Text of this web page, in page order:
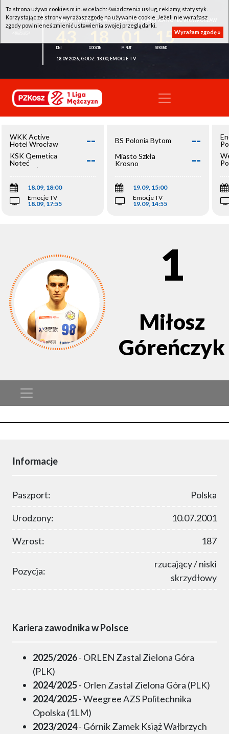
WKK ACTIVE HOTEL WROCŁAW - KSK QEMETICA NOTEĆ INOWROCŁAW
15
18.09.2026, GODZ. 18:00, EMOCJE TV
WKK Active
Hotel Wrocław
--
KSK Qemetica
Noteć
Inowrocław
--
18.09, 18:00
Emocje TV
18.09, 17:55
BS Polonia Bytom --
Miasto Szkła
Krosno
--
19.09, 15:00
Emocje TV
19.09, 14:55
1
Miłosz
Góreńczyk
Informacje
Paszport: Polska
Urodzony: 10.07.2001
Wzrost: 187
Pozycja:
rzucający / niski
skrzydłowy
Kariera zawodnika w Polsce
2025/2026- ORLEN Zastal Zielona Góra
(PLK)
2024/2025- Orlen Zastal Zielona Góra (PLK)
2024/2025- Weegree AZS Politechnika
Opolska (1LM)
2023/2024- Górnik Zamek Książ Wałbrzych
Ta strona używa cookies m.in. w celach: świadczenia usług, reklamy, statystyk.
Korzystając ze strony wyrażasz zgodę na używanie cookie. Jeżeli nie wyrażasz
zgody powinieneś zmienić ustawienia swojej przeglądarki.
Wyrażam zgodę »